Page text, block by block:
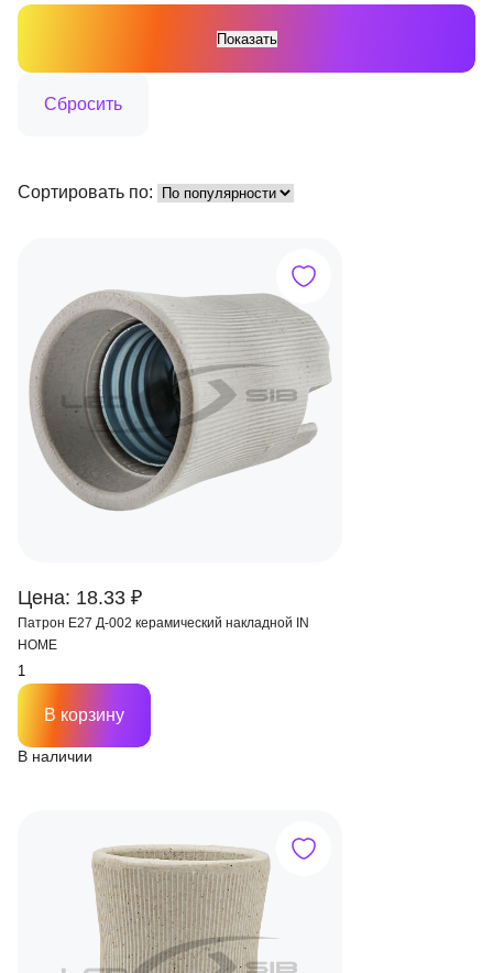
Сортировать по:
Цена: 18.33 ₽
Патрон Е27 Д-002 керамический накладной IN
HOME
В наличии
В корзину